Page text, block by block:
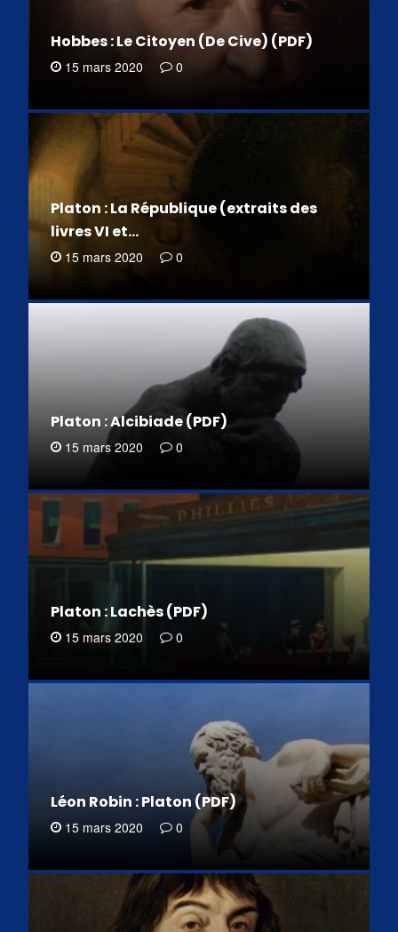
Hobbes : Le Citoyen (De Cive) (PDF)
15 mars 2020 0
Platon : La République (extraits des
livres VI et…
15 mars 2020 0
Platon : Alcibiade (PDF)
15 mars 2020 0
Platon : Lachès (PDF)
15 mars 2020 0
Léon Robin : Platon (PDF)
15 mars 2020 0